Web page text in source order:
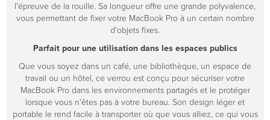
l'épreuve de la rouille. Sa longueur offre une grande polyvalence,
vous permettant de fixer votre MacBook Pro à un certain nombre
d'objets fixes.
Parfait pour une utilisation dans les espaces publics
Que vous soyez dans un café, une bibliothèque, un espace de
travail ou un hôtel, ce verrou est conçu pour sécuriser votre
MacBook Pro dans les environnements partagés et le protéger
lorsque vous n'êtes pas à votre bureau. Son design léger et
portable le rend facile à transporter où que vous alliez, ce qui vous